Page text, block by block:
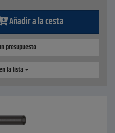
Añadir a la cesta
presupuesto
la lista